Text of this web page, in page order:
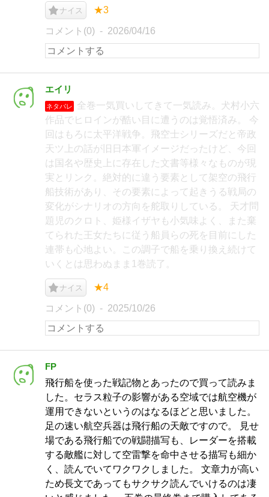
ナイス ★3
コメント(0) 2026/04/16
エイリ
ネタバレ
全巻一気買いしてきて一気読み。犬村小六
作品でヒロインが酷い目に遭うのは覚悟済み。 今
回はもろに太平洋戦争。飛空士シリーズだと帝政
天ツ上の話が旧日本軍イメージだったけど、今回
は国名や歴史上に存在した文書等様々なものが現
実とリンク。絶対的に違う要素として架空の飛行
船技術があり、その要素によって起きうる戦局の
変化がシナリオの方向を舵取りしている。 天才問
題児のクロト、姫様イザヤも小気味よく、また棄
てられた王女たちに従う船員らの死を目前にした
連帯も心地よい。この調子で船を乗り換え続けて
いくとは思わぬまま1巻読了。
ナイス ★4
コメント(0) 2025/10/26
FP
飛行船を使った戦記物とあったので買って読みま
した。セラス粒子の影響がある空域では航空機が
運用できないというのはなるほどと思いました。
足の速い航空兵器は飛行船の天敵ですので。 見せ
場である飛行船での戦闘描写も、レーダーを搭載
する敵艦に対して空雷撃を命中させる描写も細か
く、読んでいてワクワクしました。 文章力が高い
ため長文であってもサクサク読んでいけるのは凄